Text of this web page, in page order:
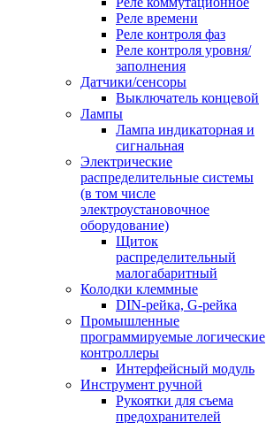
Реле времени
Реле контроля фаз
Реле контроля уровня/
заполнения
Датчики/сенсоры
Выключатель концевой
Лампы
Лампа индикаторная и
сигнальная
Электрические
распределительные системы
(в том числе
электроустановочное
оборудование)
Щиток
распределительный
малогабаритный
Колодки клеммные
DIN-рейка, G-рейка
Промышленные
программируемые логические
контроллеры
Интерфейсный модуль
Инструмент ручной
Рукоятки для съема
предохранителей